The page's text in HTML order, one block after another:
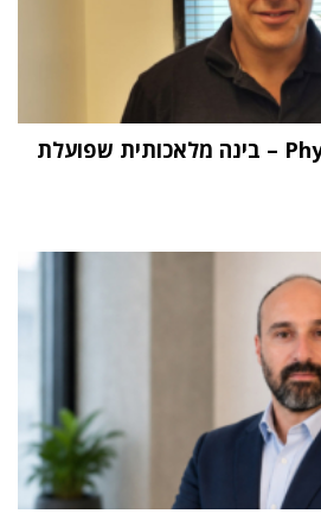
"העתיד הוא Physical AI – בינה מלאכותית שפועלת